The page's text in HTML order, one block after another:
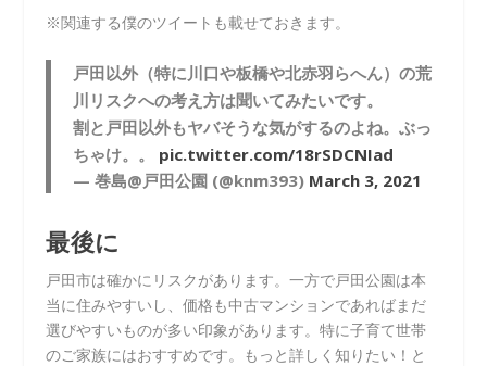
※関連する僕のツイートも載せておきます。
戸田以外（特に川口や板橋や北赤羽らへん）の荒
川リスクへの考え方は聞いてみたいです。
割と戸田以外もヤバそうな気がするのよね。ぶっ
ちゃけ。。 pic.twitter.com/18rSDCNIad
— 巻島@戸田公園 (@knm393) March 3, 2021
最後に
戸田市は確かにリスクがあります。一方で戸田公園は本
当に住みやすいし、価格も中古マンションであればまだ
選びやすいものが多い印象があります。特に子育て世帯
のご家族にはおすすめです。もっと詳しく知りたい！と